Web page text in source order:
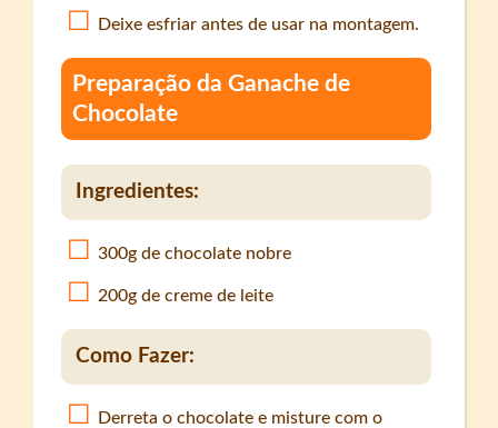
Deixe esfriar antes de usar na montagem.
Preparação da Ganache de
Chocolate
Ingredientes:
300g de chocolate nobre
200g de creme de leite
Como Fazer:
Derreta o chocolate e misture com o